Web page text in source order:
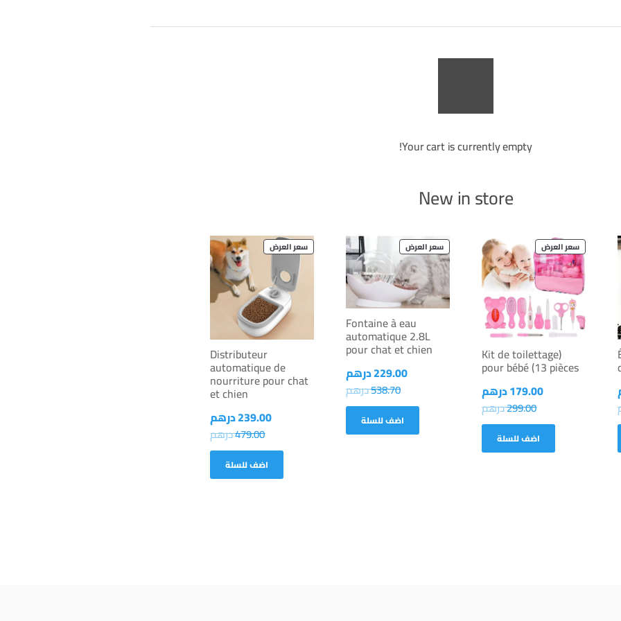
Your cart is currently empty!
New in store
سعر العرضPRODUCT
ON
SALE
(Kit de toilettage
pour bébé (13 pièces
179.00درهم
299.00درهم
اضف للسلة
سعر العرضPRODUCT
ON
SALE
Fontaine à eau
automatique 2.8L
pour chat et chien
229.00درهم
538.70درهم
اضف للسلة
سعر العرضPRODUCT
ON
Distributeur
automatique de
nourriture pour chat
et chien
239.00درهم
479.00درهم
اضف للسلة